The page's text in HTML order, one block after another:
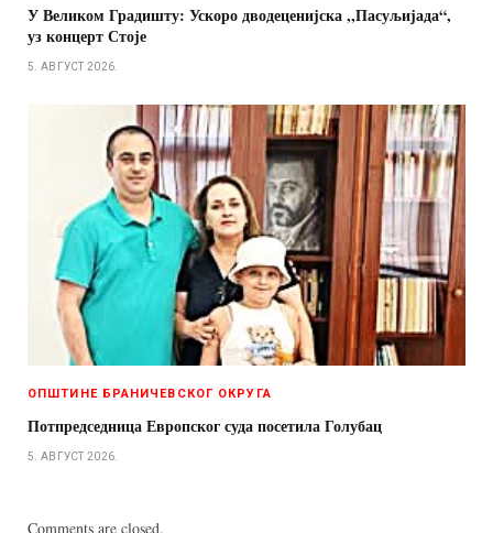
У Великом Градишту: Ускоро дводеценијска ,,Пасуљијада“,
уз концерт Стоје
5. АВГУСТ 2026.
ОПШТИНЕ БРАНИЧЕВСКОГ ОКРУГА
Потпредседница Европског суда посетила Голубац
5. АВГУСТ 2026.
Comments are closed.